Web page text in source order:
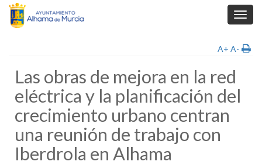
A+ A-
Las obras de mejora en la red
eléctrica y la planificación del
crecimiento urbano centran
una reunión de trabajo con
Iberdrola en Alhama